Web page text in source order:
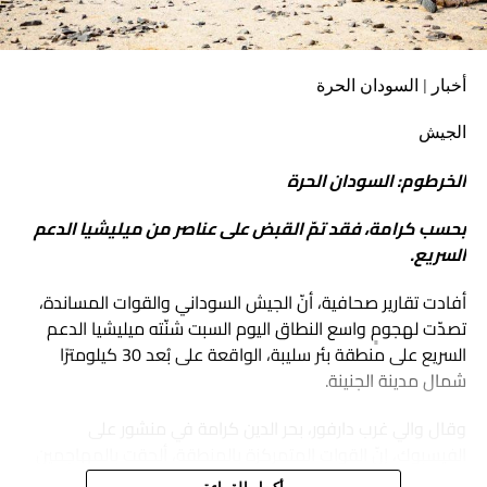
والشرق الأوسط وأفريقيا.
والمهتمين تطوير أدواتهم المعرفية والتحليلية، وفتح مساحات
المنطقة والقارة الأفريقية.
أخبار | السودان الحرة
الجيش
الخرطوم: السودان الحرة
بحسب كرامة، فقد تمّ القبض على عناصر من ميليشيا الدعم
السريع.
أفادت تقارير صحافية، أنّ الجيش السوداني والقوات المساندة،
تصدّت لهجومٍ واسع النطاق اليوم السبت شنّته ميليشيا الدعم
السريع على منطقة بئر سليبة، الواقعة على بُعد 30 كيلومترًا
شمال مدينة الجنينة.
خسائر فادحة في الأرواح والمعدات العسكرية، وألقت القبض على